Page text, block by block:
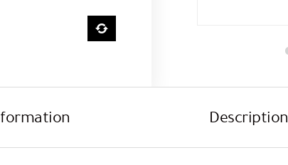
Description